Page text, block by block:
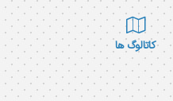
کاتالوگ ها